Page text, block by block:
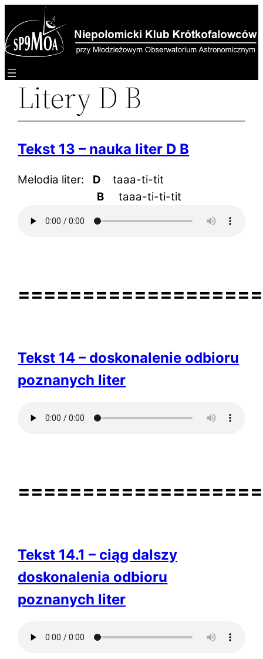
do
treści
Litery D B
Tekst 13 – nauka liter D B
Melodia liter: D taaa-ti-tit
B taaa-ti-ti-tit
Tekst 14 – doskonalenie odbioru
poznanych liter
Tekst 14.1 – ciąg dalszy
doskonalenia odbioru
poznanych liter